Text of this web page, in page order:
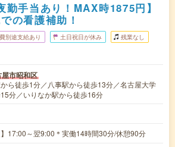
勤手当あり！MAX時1875円】
の看護補助！
別途支給あり 土日祝日が休み 残業なし
市昭和区
ら徒歩1分／八事駅から徒歩13分／名古屋大学
分／いりなか駅から徒歩16分
】17:00～翌9:00＊実働14時間30分/休憩90分